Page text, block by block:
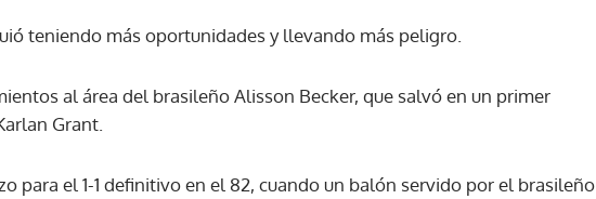
teniendo más oportunidades y llevando más peligro.
al área del brasileño Alisson Becker, que salvó en un primer
Grant.
para el 1-1 definitivo en el 82, cuando un balón servido por el brasileño